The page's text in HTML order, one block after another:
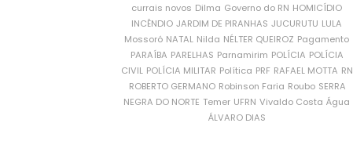
currais novos Dilma Governo do RN HOMICÍDIO
INCÊNDIO JARDIM DE PIRANHAS JUCURUTU LULA
Mossoró NATAL Nilda NÉLTER QUEIROZ Pagamento
PARAÍBA PARELHAS Parnamirim POLÍCIA POLÍCIA
CIVIL POLÍCIA MILITAR Política PRF RAFAEL MOTTA RN
ROBERTO GERMANO Robinson Faria Roubo SERRA
NEGRA DO NORTE Temer UFRN Vivaldo Costa Água
ÁLVARO DIAS